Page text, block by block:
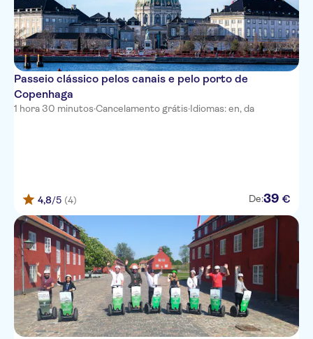
Passeio clássico pelos canais e pelo porto de
Copenhaga
1 hora 30 minutos·Cancelamento grátis·Idiomas: en, da
4,8/5 (4) De:39 €